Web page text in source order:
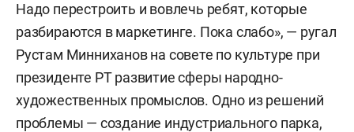
Надо перестроить и вовлечь ребят, которые
разбираются в маркетинге. Пока слабо», — ругал
Рустам Минниханов на совете по культуре при
президенте РТ развитие сферы народно-
художественных промыслов. Одно из решений
проблемы — создание индустриального парка,